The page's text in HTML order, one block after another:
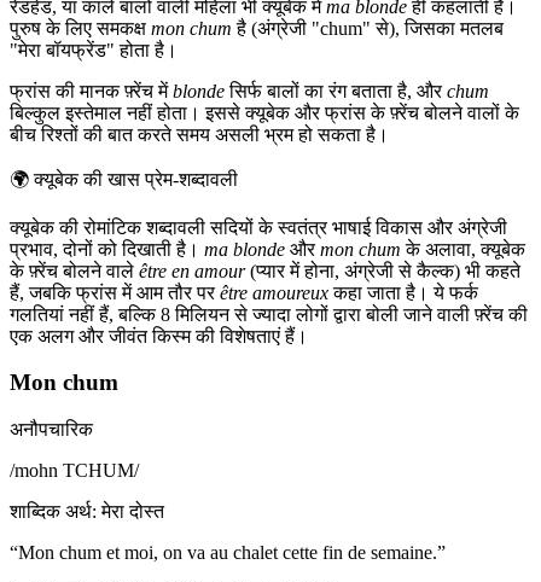
रेडहेड, या काले बालों वाली महिला भी क्यूबेक मेंma blondeही कहलाती है।
पुरुष के लिए समकक्ष mon chum है (अंग्रेजी "chum" से), जिसका मतलब
"मेरा बॉयफ्रेंड" होता है।
फ्रांस की मानक फ़्रेंच मेंblondeसिर्फ बालों का रंग बताता है, औरchum
बिल्कुल इस्तेमाल नहीं होता। इससे क्यूबेक और फ्रांस के फ़्रेंच बोलने वालों के
बीच रिश्तों की बात करते समय असली भ्रम हो सकता है।
🌍क्यूबेक की खास प्रेम-शब्दावली
क्यूबेक की रोमांटिक शब्दावली सदियों के स्वतंत्र भाषाई विकास और अंग्रेजी
प्रभाव, दोनों को दिखाती है। ma blonde औरmon chum के अलावा, क्यूबेक
के फ़्रेंच बोलने वाले être en amour(प्यार में होना, अंग्रेजी से कैल्क) भी कहते
हैं, जबकि फ्रांस में आम तौर परêtre amoureuxकहा जाता है। ये फर्क
गलतियां नहीं हैं, बल्कि 8 मिलियन से ज्यादा लोगों द्वारा बोली जाने वाली फ़्रेंच की
एक अलग और जीवंत किस्म की विशेषताएं हैं।
Mon chum
अनौपचारिक
/mohn TCHUM/
शाब्दिक अर्थ: मेरा दोस्त
“Mon chum et moi, on va au chalet cette fin de semaine.”